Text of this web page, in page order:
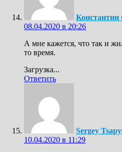
08.04.2020 в 20:26
А мне кажется, что так и
то время.
Загрузка...
Ответить
Sergey
10.04.2020 в 11:29